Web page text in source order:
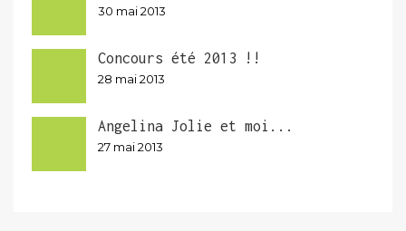
30 mai 2013
Concours été 2013 !!
28 mai 2013
Angelina Jolie et moi...
27 mai 2013